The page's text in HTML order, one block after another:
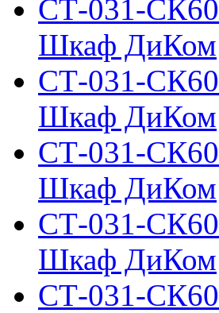
СТ-031-
Шкаф ДиКом
СТ-031-
Шкаф ДиКом
СТ-031-
Шкаф ДиКом
СТ-031-
Шкаф ДиКом
СТ-031-